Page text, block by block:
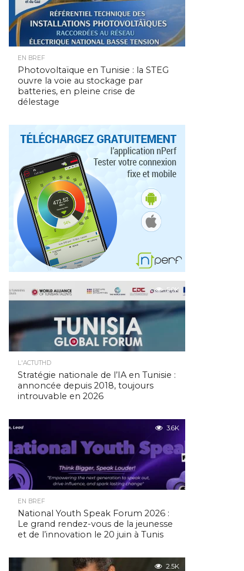
EN BREF
Photovoltaïque en Tunisie : la STEG
ouvre la voie au stockage par
batteries, en pleine crise de
délestage
5.0K
L'ACTUTHD
Stratégie nationale de l’IA en Tunisie :
annoncée depuis 2018, toujours
introuvable en 2026
3.6K
EN BREF
National Youth Speak Forum 2026 :
Le grand rendez-vous de la jeunesse
et de l’innovation le 20 juin à Tunis
2.5K